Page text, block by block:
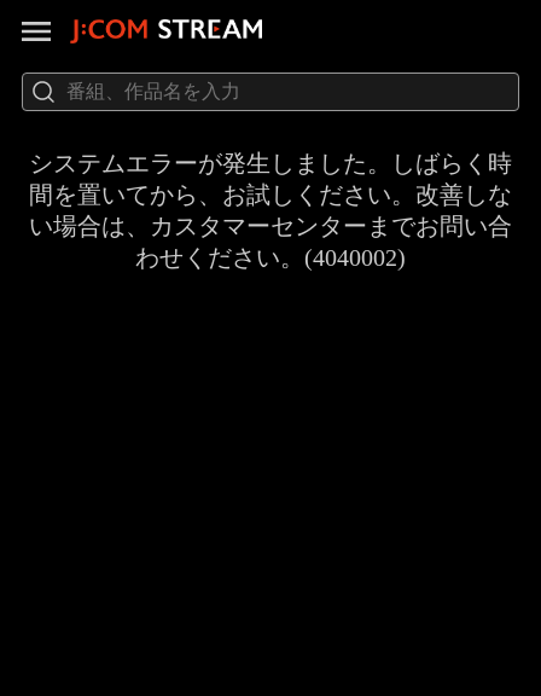
システムエラーが発生しました。しばらく時
間を置いてから、お試しください。改善しな
い場合は、カスタマーセンターまでお問い合
わせください。(4040002)